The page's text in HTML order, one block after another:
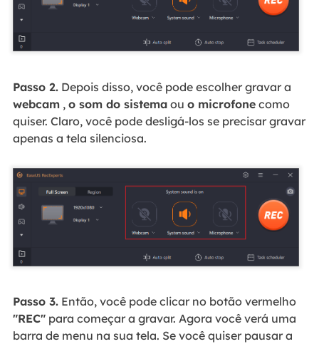
Passo 2.Depois disso, você pode escolher gravar a
webcam, o som do sistemaou o microfonecomo
quiser. Claro, você pode desligá-los se precisar gravar
apenas a tela silenciosa.
Passo 3.Então, você pode clicar no botão vermelho
"REC"para começar a gravar. Agora você verá uma
barra de menu na sua tela. Se você quiser pausar a